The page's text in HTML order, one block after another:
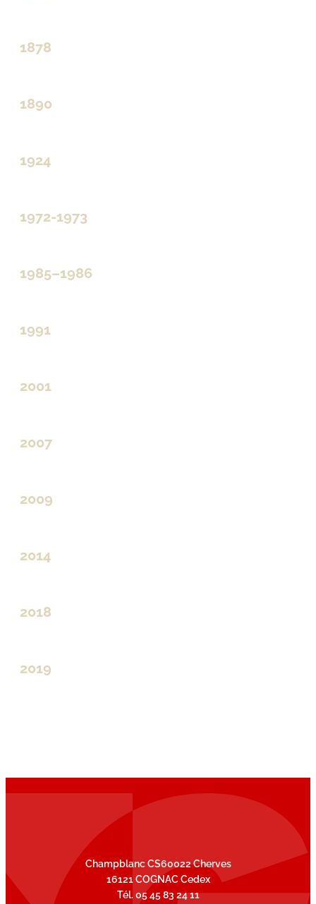
1878
1890
1924
1972-1973
1985–1986
1991
2001
2007
2009
2014
2018
2019
Champblanc CS60022 Cherves
16121 COGNAC Cedex
Tél. 05 45 83 24 11